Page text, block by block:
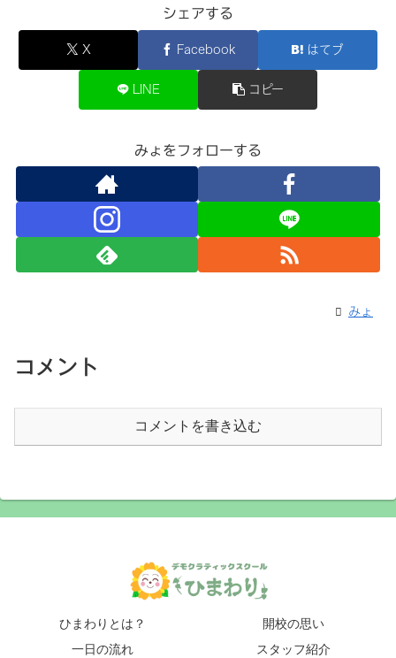
シェアする
X Facebook はてブ
LINE コピー
みょをフォローする
みょ
コメント
コメントを書き込む
ひまわりとは？
開校の思い
一日の流れ
スタッフ紹介